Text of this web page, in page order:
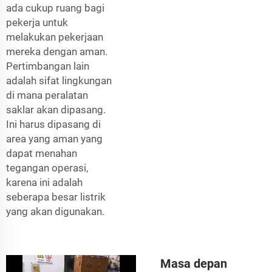
ada cukup ruang bagi
pekerja untuk
melakukan pekerjaan
mereka dengan aman.
Pertimbangan lain
adalah sifat lingkungan
di mana peralatan
saklar akan dipasang.
Ini harus dipasang di
area yang aman yang
dapat menahan
tegangan operasi,
karena ini adalah
seberapa besar listrik
yang akan digunakan.
Masa depan